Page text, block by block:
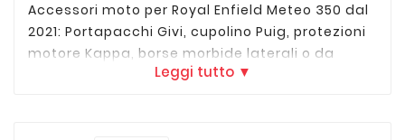
Accessori moto per Royal Enfield Meteo 350 dal
2021: Portapacchi Givi, cupolino Puig, protezioni
motore Kappa, borse morbide laterali o da
serbatoio Shad e tutto il necessario per
Leggi tutto ▼